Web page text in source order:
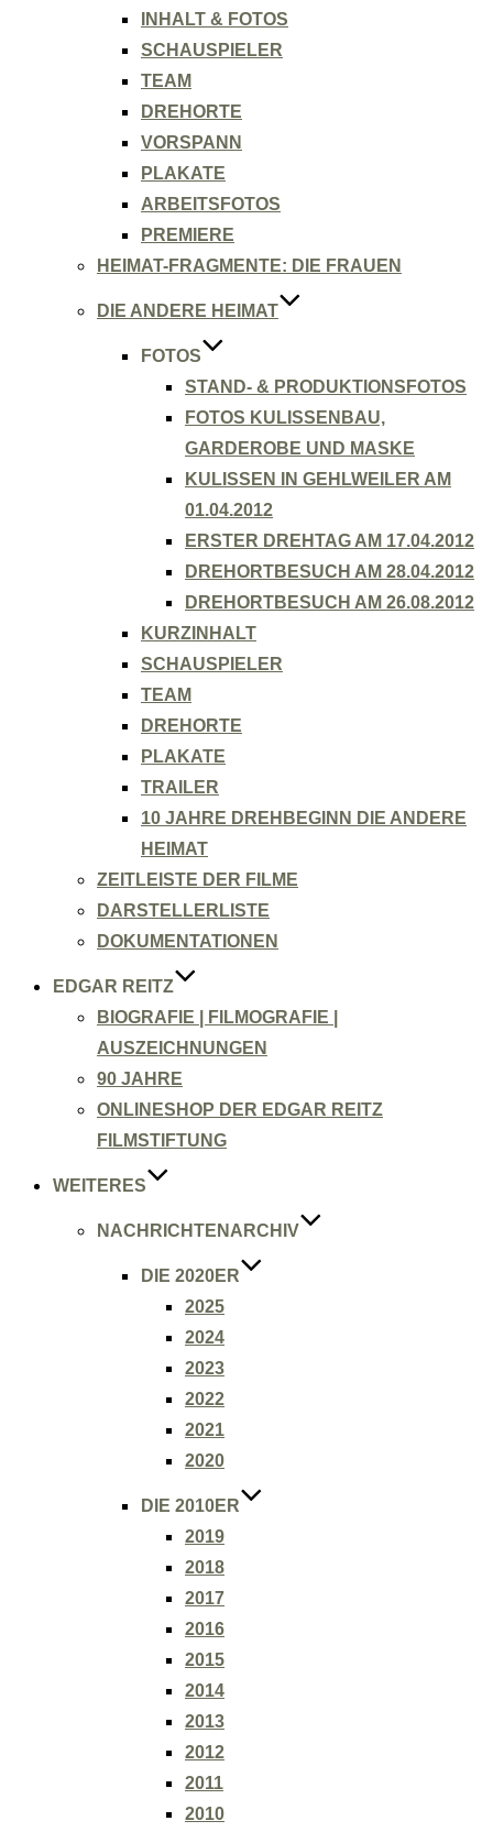
INHALT & FOTOS
SCHAUSPIELER
TEAM
DREHORTE
VORSPANN
PLAKATE
ARBEITSFOTOS
PREMIERE
HEIMAT-FRAGMENTE: DIE FRAUEN
DIE ANDERE HEIMAT
FOTOS
STAND- & PRODUKTIONSFOTOS
FOTOS KULISSENBAU,
GARDEROBE UND MASKE
KULISSEN IN GEHLWEILER AM
01.04.2012
ERSTER DREHTAG AM 17.04.2012
DREHORTBESUCH AM 28.04.2012
DREHORTBESUCH AM 26.08.2012
KURZINHALT
SCHAUSPIELER
TEAM
DREHORTE
PLAKATE
TRAILER
10 JAHRE DREHBEGINN DIE ANDERE
HEIMAT
ZEITLEISTE DER FILME
DARSTELLERLISTE
DOKUMENTATIONEN
EDGAR REITZ
BIOGRAFIE | FILMOGRAFIE |
AUSZEICHNUNGEN
90 JAHRE
ONLINESHOP DER EDGAR REITZ
FILMSTIFTUNG
WEITERES
NACHRICHTENARCHIV
DIE 2020ER
2025
2024
2023
2022
2021
2020
DIE 2010ER
2019
2018
2017
2016
2015
2014
2013
2012
2011
2010